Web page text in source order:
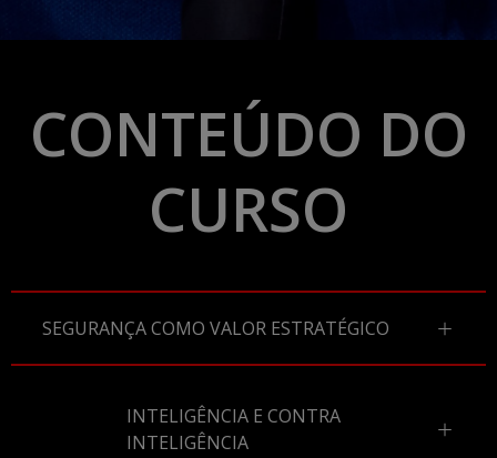
CONTEÚDO DO
CURSO
SEGURANÇA COMO VALOR ESTRATÉGICO
INTELIGÊNCIA E CONTRA
INTELIGÊNCIA